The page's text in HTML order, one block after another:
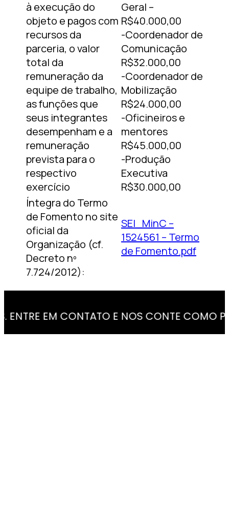
à execução do
objeto e pagos com
recursos da
parceria, o valor
total da
remuneração da
equipe de trabalho,
as funções que
seus integrantes
desempenham e a
remuneração
prevista para o
respectivo
exercício
Geral –
R$40.000,00
-Coordenador de
Comunicação
R$32.000,00
-Coordenador de
Mobilização
R$24.000,00
-Oficineiros e
mentores
R$45.000,00
-Produção
Executiva
R$30.000,00
Íntegra do Termo
de Fomento no site
oficial da
Organização (cf.
Decreto nº
7.724/2012):
SEI_MinC –
1524561 – Termo
de Fomento.pdf
EM CONTATO E NOS CONTE COMO